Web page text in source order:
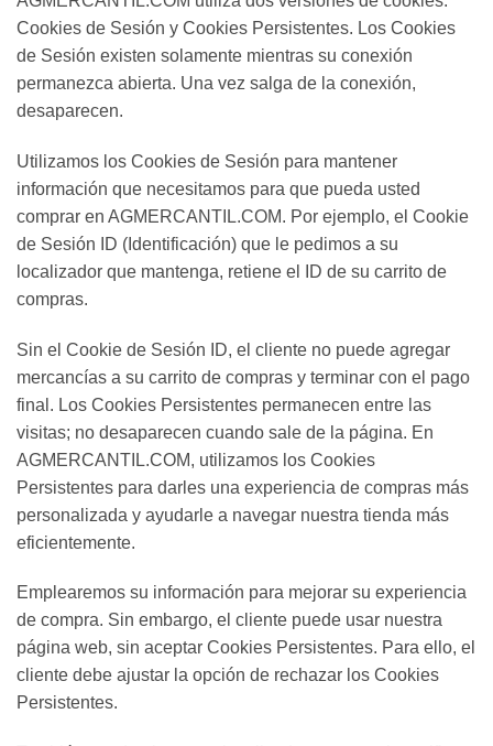
Cookies de Sesión y Cookies Persistentes. Los Cookies
de Sesión existen solamente mientras su conexión
permanezca abierta. Una vez salga de la conexión,
desaparecen.
Utilizamos los Cookies de Sesión para mantener
información que necesitamos para que pueda usted
comprar en AGMERCANTIL.COM. Por ejemplo, el Cookie
de Sesión ID (Identificación) que le pedimos a su
localizador que mantenga, retiene el ID de su carrito de
compras.
Sin el Cookie de Sesión ID, el cliente no puede agregar
mercancías a su carrito de compras y terminar con el pago
final. Los Cookies Persistentes permanecen entre las
visitas; no desaparecen cuando sale de la página. En
AGMERCANTIL.COM, utilizamos los Cookies
Persistentes para darles una experiencia de compras más
personalizada y ayudarle a navegar nuestra tienda más
eficientemente.
Emplearemos su información para mejorar su experiencia
de compra. Sin embargo, el cliente puede usar nuestra
página web, sin aceptar Cookies Persistentes. Para ello, el
cliente debe ajustar la opción de rechazar los Cookies
Persistentes.